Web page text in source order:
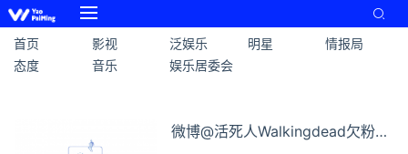
首页 影视 泛娱乐 明星
情报局
态度
音乐 娱乐居委会
微博@活死人Walkingdead欠粉丝